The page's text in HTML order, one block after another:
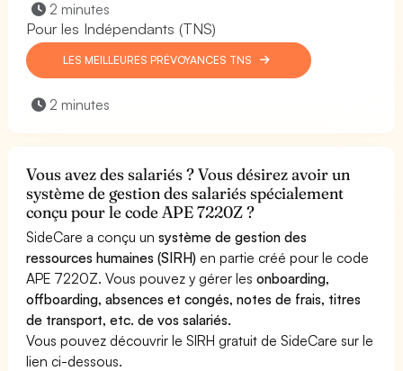
2 minutes
Pour les Indépendants (TNS)
LES MEILLEURES PRÉVOYANCES TNS
2 minutes
Vous avez des salariés ? Vous désirez avoir un
système de gestion des salariés spécialement
conçu pour le code APE 7220Z ?
SideCare a conçu unsystème de gestion des
ressources humaines (SIRH) en partie créé pour le code
APE 7220Z. Vous pouvez y gérer lesonboarding,
offboarding, absences et congés, notes de frais, titres
de transport, etc. de vos salariés.
Vous pouvez découvrir le SIRH gratuit de SideCare sur le
lien ci-dessous.